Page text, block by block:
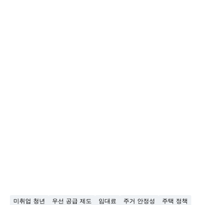
미취업 청년 우선 공급 제도 임대료 주거 안정성 주택 정책